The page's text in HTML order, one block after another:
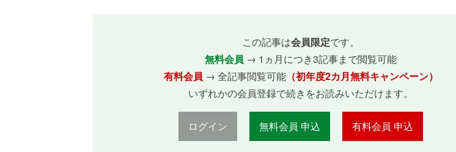
この記事は会員限定です。
無料会員 → 1ヵ月につき3記事まで閲覧可能
有料会員 → 全記事閲覧可能（初年度2カ月無料キャンペーン）
いずれかの会員登録で続きをお読みいただけます。
ログイン 無料会員 申込 有料会員 申込